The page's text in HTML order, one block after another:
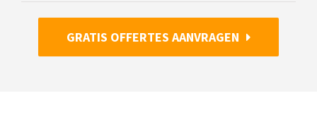
GRATIS OFFERTES AANVRAGEN